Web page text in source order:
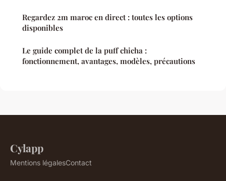
Regardez 2m maroc en direct : toutes les options
disponibles
Le guide complet de la puff chicha :
fonctionnement, avantages, modèles, précautions
Cylapp
Mentions légalesContact